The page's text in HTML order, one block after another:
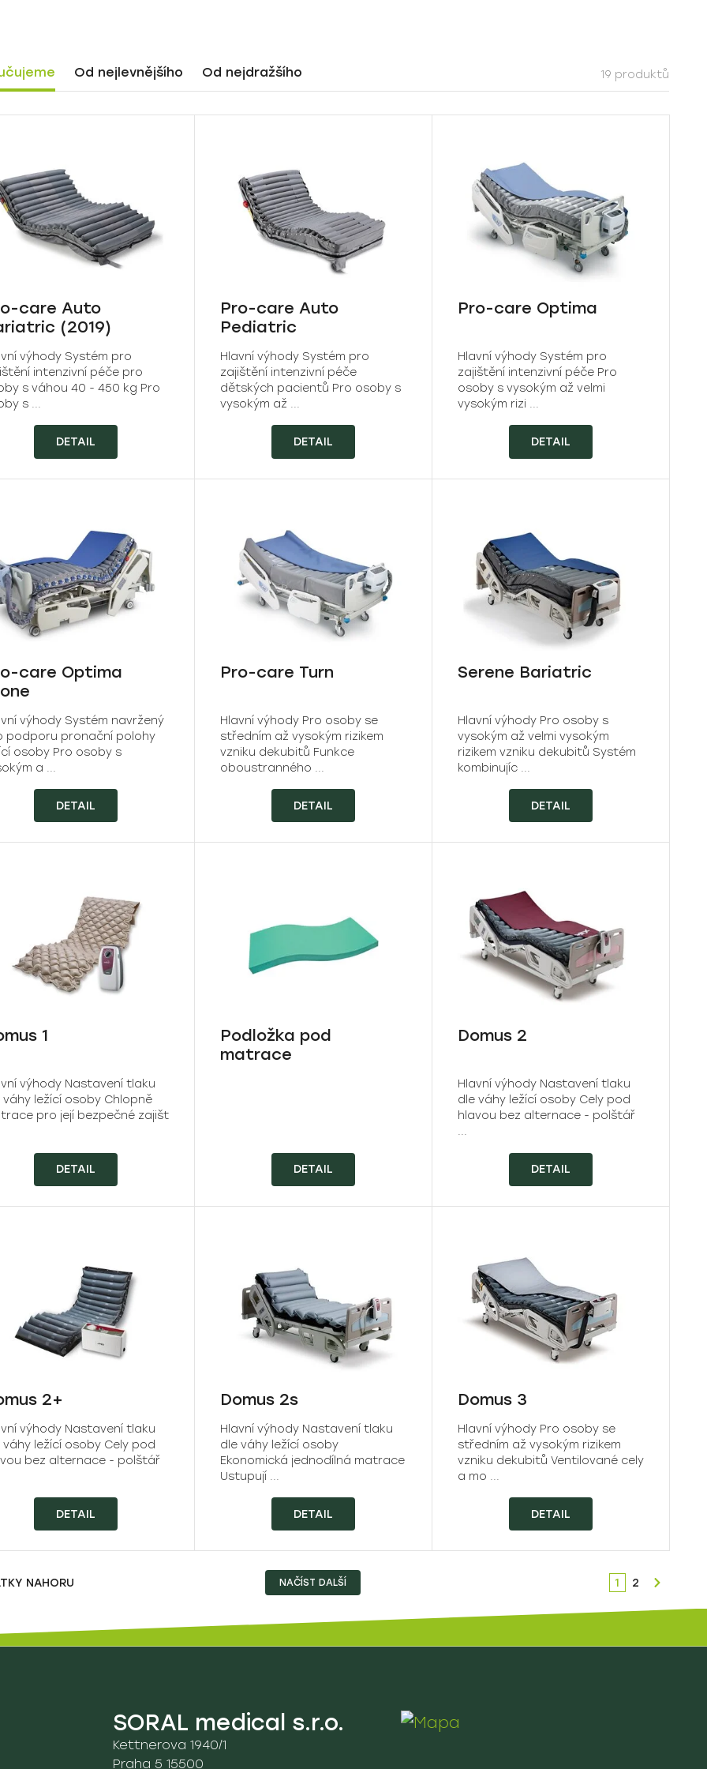
Od nejlevnějšího Od nejdražšího 19 produktů
care Auto
(2019)
výhody Systém pro
intenzivní péče pro
s váhou 40 - 450 kg Pro
s ...
DETAIL
Pro-care Auto
Pediatric
Hlavní výhody Systém pro
zajištění intenzivní péče
dětských pacientů Pro osoby s
vysokým až ...
DETAIL
Pro-care Optima
Hlavní výhody Systém pro
zajištění intenzivní péče Pro
osoby s vysokým až velmi
vysokým rizi ...
DETAIL
care Optima
výhody Systém navržený
podporu pronační polohy
osoby Pro osoby s
a ...
DETAIL
Pro-care Turn
Hlavní výhody Pro osoby se
středním až vysokým rizikem
vzniku dekubitů Funkce
oboustranného ...
DETAIL
Serene Bariatric
Hlavní výhody Pro osoby s
vysokým až velmi vysokým
rizikem vzniku dekubitů Systém
kombinujíc ...
DETAIL
1
výhody Nastavení tlaku
váhy ležící osoby Chlopně
pro její bezpečné zajišt
DETAIL
Podložka pod
matrace
DETAIL
Domus 2
Hlavní výhody Nastavení tlaku
dle váhy ležící osoby Cely pod
hlavou bez alternace - polštář
...
DETAIL
2+
výhody Nastavení tlaku
váhy ležící osoby Cely pod
bez alternace - polštář
DETAIL
Domus 2s
Hlavní výhody Nastavení tlaku
dle váhy ležící osoby
Ekonomická jednodílná matrace
Ustupují ...
DETAIL
Domus 3
Hlavní výhody Pro osoby se
středním až vysokým rizikem
vzniku dekubitů Ventilované cely
a mo ...
DETAIL
NAHORU NAČÍST DALŠÍ 1 2
SORAL medical s.r.o.
Kettnerova 1940/1
Praha 5 15500